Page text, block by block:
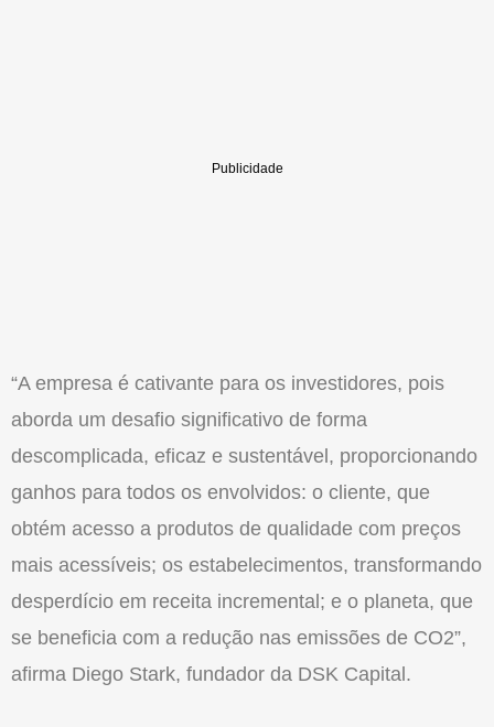
“A empresa é cativante para os investidores, pois
aborda um desafio significativo de forma
descomplicada, eficaz e sustentável, proporcionando
ganhos para todos os envolvidos: o cliente, que
obtém acesso a produtos de qualidade com preços
mais acessíveis; os estabelecimentos, transformando
desperdício em receita incremental; e o planeta, que
se beneficia com a redução nas emissões de CO2”,
afirma Diego Stark, fundador da DSK Capital.